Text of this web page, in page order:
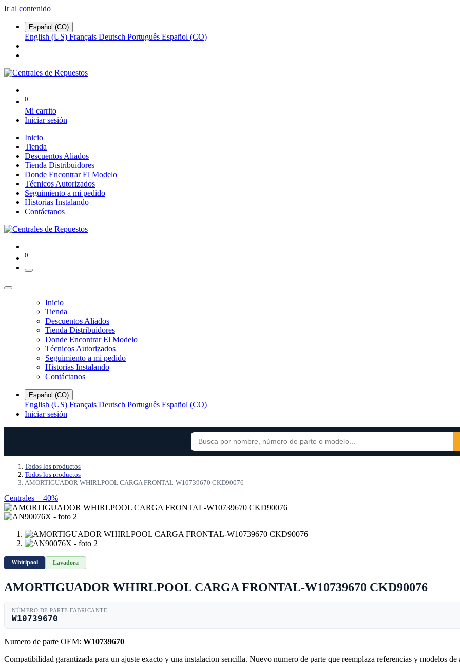
Ir al contenido
Español (CO)
English (US) Français Deutsch Português Español (CO)
0
Mi carrito
Iniciar sesión
Inicio
Tienda
Descuentos Aliados
Tienda Distribuidores
Donde Encontrar El Modelo
Técnicos Autorizados
Seguimiento a mi pedido
Historias Instalando
Contáctanos
0
Inicio
Tienda
Descuentos Aliados
Tienda Distribuidores
Donde Encontrar El Modelo
Técnicos Autorizados
Seguimiento a mi pedido
Historias Instalando
Contáctanos
Español (CO)
English (US) Français Deutsch Português Español (CO)
Iniciar sesión
Todos los productos
Todos los productos
AMORTIGUADOR WHIRLPOOL CARGA FRONTAL-W10739670 CKD90076
Centrales + 40%
Whirlpool Lavadora
AMORTIGUADOR WHIRLPOOL CARGA FRONTAL-W10739670 CKD90076
NÚMERO DE PARTE FABRICANTE
W10739670
Numero de parte OEM: W10739670
Compatibilidad garantizada para un ajuste exacto y una instalacion sencilla. Nuevo numero de parte que reemplaza referencias y modelos de